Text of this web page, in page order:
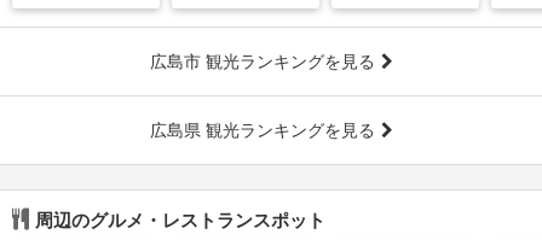
広島市 観光ランキングを見る
広島県 観光ランキングを見る
周辺のグルメ・レストランスポット